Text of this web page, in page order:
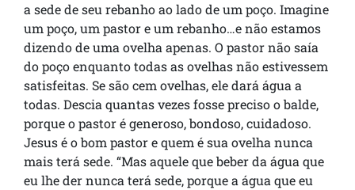
a sede de seu rebanho ao lado de um poço. Imagine
um poço, um pastor e um rebanho…e não estamos
dizendo de uma ovelha apenas. O pastor não saía
do poço enquanto todas as ovelhas não estivessem
satisfeitas. Se são cem ovelhas, ele dará água a
todas. Descia quantas vezes fosse preciso o balde,
porque o pastor é generoso, bondoso, cuidadoso.
Jesus é o bom pastor e quem é sua ovelha nunca
mais terá sede. “Mas aquele que beber da água que
eu lhe der nunca terá sede, porque a água que eu